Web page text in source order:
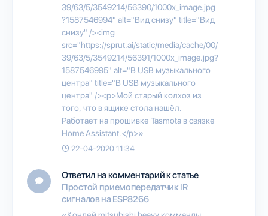
39/63/5/3549214/56390/1000x_image.jpg
?1587546994" alt="Вид снизу" title="Вид
снизу" /><img
src="https://sprut.ai/static/media/cache/00/
39/63/5/3549214/56391/1000x_image.jpg?
1587546995" alt="В USB музыкального
центра" title="В USB музыкального
центра" /><p>Мой старый колхоз из
того, что в ящике стола нашёл.
Работает на прошивке Tasmota в связке
Home Assistant.</p>»
22-04-2020 11:34
Ответил на комментарий к статье
Простой приемопередатчик IR
сигналов на ESP8266